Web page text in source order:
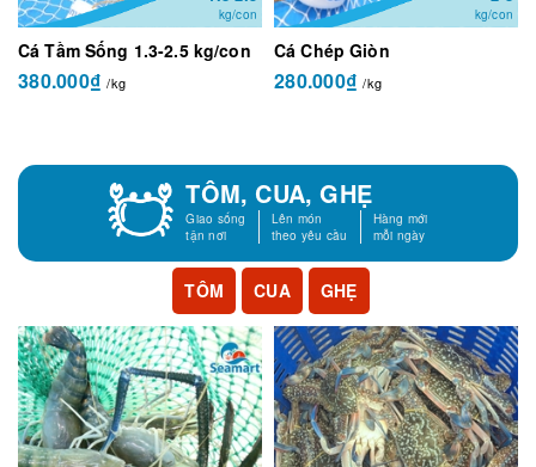
kg/con
Cá Tầm Sống 1.3-2.5 kg/con
380.000₫/kg
kg/con
Cá Chép Giòn
280.000₫/kg
TÔM, CUA, GHẸ
Giao sống
tận nơi
Lên món
theo yêu cầu
Hàng mới
mỗi ngày
TÔM CUA GHẸ